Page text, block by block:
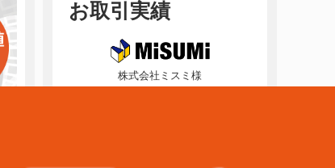
お取引実績
株式会社ミスミ様